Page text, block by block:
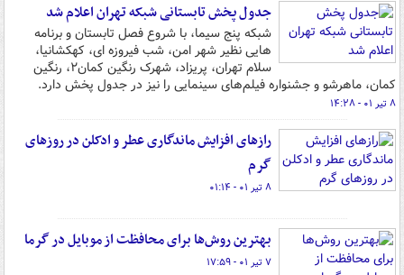
جدول پخش تابستانی شبکه تهران اعلام شد
شبکه پنج سیما، با شروع فصل تابستان و برنامه
هایی نظیر شهر امن، شب فیروزه ای، کهکشانیا،
سلام تهران، پریزاد، شهرک رنگین کمان۲، رنگین
کمان، ماهرشو و جشنواره فیلم‌های سینمایی را نیز در جدول پخش دارد.
۸ تیر ۰۱ - ۱۴:۲۸
رازهای افزایش ماندگاری عطر و ادکلن در روزهای
گرم
۸ تیر ۰۱ - ۰۱:۱۴
بهترین روش‌ها برای محافظت از موبایل در گرما
۷ تیر ۰۱ - ۱۷:۵۹